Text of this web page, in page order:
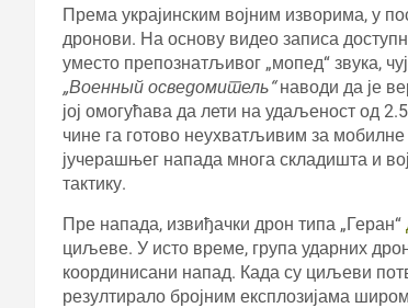
Према украјинским војним изворима, у
дронови. На основу видео записа
уместо препознатљивог „мопед“ звука,
„Военный осведомитель“наводи да је
јој омогућава да лети на удаљеност од
чине га готово неухватљивим за
јучерашњег напада многа складишта и
тактику.
Пре напада, извиђачки дрон типа „Геран“
циљеве. У исто време, група ударних
координисани напад. Када су циљеви
резултирало бројним експлозијама